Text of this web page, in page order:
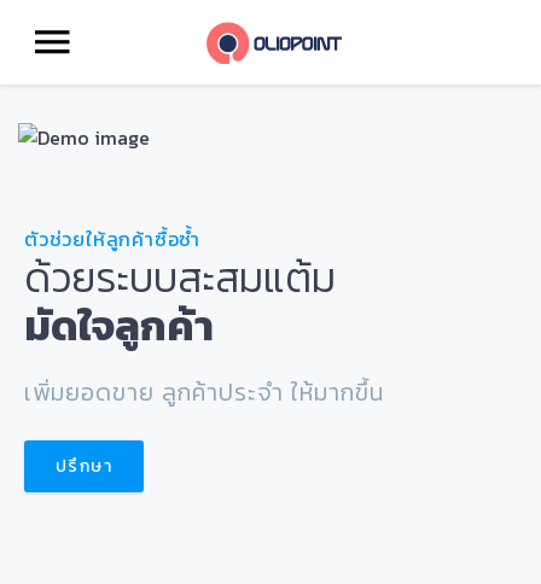
ตัวช่วยให้ลูกค้าซื้อซ้ำ
ด้วยระบบสะสมแต้ม
มัดใจลูกค้า
เพิ่มยอดขาย ลูกค้าประจำ ให้มากขึ้น
ปรึกษา